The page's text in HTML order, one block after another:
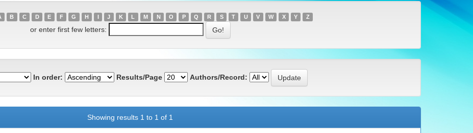
B C D E F G H I J K L M N O P Q R S T U V W X Y Z
or enter first few letters:
In order: Results/Page Authors/Record:
Showing results 1 to 1 of 1